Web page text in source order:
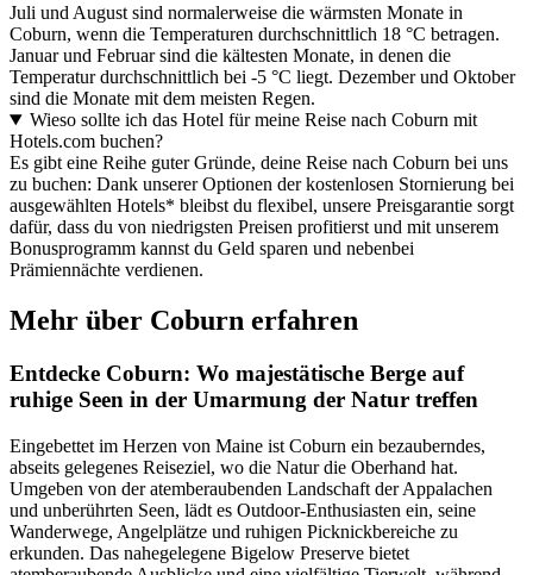
Juli und August sind normalerweise die wärmsten Monate in
Coburn, wenn die Temperaturen durchschnittlich 18 °C betragen.
Januar und Februar sind die kältesten Monate, in denen die
Temperatur durchschnittlich bei -5 °C liegt. Dezember und Oktober
sind die Monate mit dem meisten Regen.
Wieso sollte ich das Hotel für meine Reise nach Coburn mit
Hotels.com buchen?
Es gibt eine Reihe guter Gründe, deine Reise nach Coburn bei uns
zu buchen: Dank unserer Optionen der kostenlosen Stornierung bei
ausgewählten Hotels* bleibst du flexibel, unsere Preisgarantie sorgt
dafür, dass du von niedrigsten Preisen profitierst und mit unserem
Bonusprogramm kannst du Geld sparen und nebenbei
Prämiennächte verdienen.
Mehr über Coburn erfahren
Entdecke Coburn: Wo majestätische Berge auf
ruhige Seen in der Umarmung der Natur treffen
Eingebettet im Herzen von Maine ist Coburn ein bezauberndes,
abseits gelegenes Reiseziel, wo die Natur die Oberhand hat.
Umgeben von der atemberaubenden Landschaft der Appalachen
und unberührten Seen, lädt es Outdoor-Enthusiasten ein, seine
Wanderwege, Angelplätze und ruhigen Picknickbereiche zu
erkunden. Das nahegelegene Bigelow Preserve bietet